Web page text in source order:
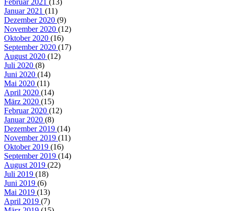
Februar 2021 (13)
Januar 2021 (11)
Dezember 2020 (9)
November 2020 (12)
Oktober 2020 (16)
September 2020 (17)
August 2020 (12)
Juli 2020 (8)
Juni 2020 (14)
Mai 2020 (11)
April 2020 (14)
März 2020 (15)
Februar 2020 (12)
Januar 2020 (8)
Dezember 2019 (14)
November 2019 (11)
Oktober 2019 (16)
September 2019 (14)
August 2019 (22)
Juli 2019 (18)
Juni 2019 (6)
Mai 2019 (13)
April 2019 (7)